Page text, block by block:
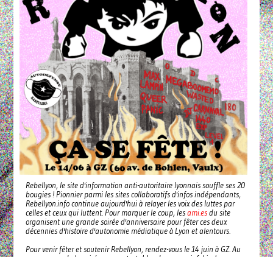
Rebellyon, le site d'information anti-autoritaire lyonnais souffle ses 20
bougies ! Pionnier parmi les sites collaboratifs d'infos indépendants,
Rebellyon.info continue aujourd'hui à relayer les voix des luttes par
celles et ceux qui luttent. Pour marquer le coup, lesami.esdu site
organisent une grande soirée d'anniversaire pour fêter ces deux
décennies d'histoire d'autonomie médiatique à Lyon et alentours.
Pour venir fêter et soutenir Rebellyon, rendez-vous le 14 juin à GZ. Au